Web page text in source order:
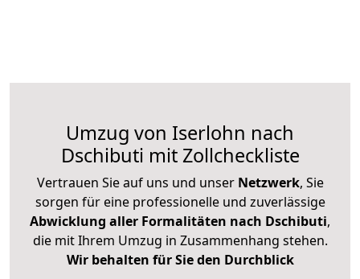
Umzug von Iserlohn nach
Dschibuti mit Zollcheckliste
Vertrauen Sie auf uns und unser Netzwerk, Sie
sorgen für eine professionelle und zuverlässige
Abwicklung aller Formalitäten nach Dschibuti,
die mit Ihrem Umzug in Zusammenhang stehen.
Wir behalten für Sie den Durchblick